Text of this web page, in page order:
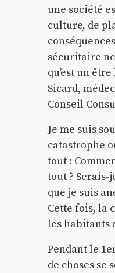
une société
culture, de
sécuritaire
qu’est un
Sicard,
Conseil
Je me suis
catastrophe
tout :
tout ?
que je suis
Cette fois, la
les habitants
Pendant le
de choses se